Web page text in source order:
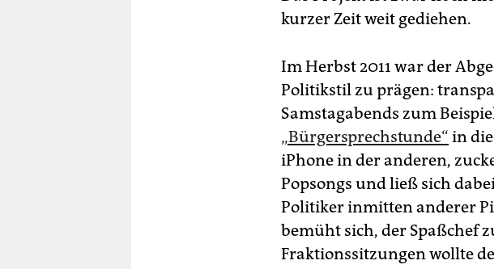
kurzer Zeit weit gediehen.
Im Herbst 2011 war der
Politikstil zu prägen:
Samstagabends zum
„Bürgersprechstunde“ in
iPhone in der anderen,
Popsongs und ließ sich
Politiker inmitten anderer
bemüht sich, der Spaßchef
Fraktionssitzungen wollte